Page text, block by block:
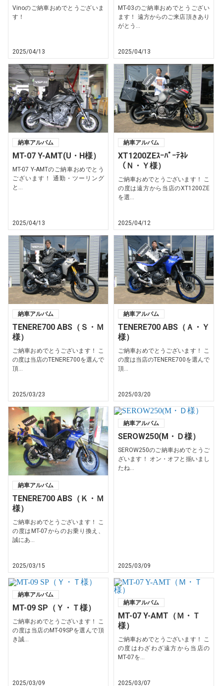
Vinoのご納車おめでとうございま
す！
2025/04/13
MT-03のご納車おめでとうござい
ます！ 遠方からのご来店頂きあり
がとう...
2025/04/13
納車アルバム
MT-07 Y-AMT(U・H様）
MT-07 Y-AMTのご納車おめでとう
ございます！ 通勤・ツーリング
と...
2025/04/13
納車アルバム
XT1200ZEｽｰﾊﾟｰﾃﾈﾚ
（Ｎ・Ｙ様）
ご納車おめでとうございます！ こ
の度は遠方から当店のXT1200ZE
を選...
2025/04/12
納車アルバム
TENERE700 ABS（Ｓ・Ｍ
様）
ご納車おめでとうございます！ こ
の度は当店のTENERE700を選んで
頂...
2025/03/23
納車アルバム
TENERE700 ABS（Ａ・Ｙ
様）
ご納車おめでとうございます！ こ
の度は当店のTENERE700を選んで
頂...
2025/03/20
納車アルバム
TENERE700 ABS（Ｋ・Ｍ
様）
ご納車おめでとうございます！ こ
の度はMT-07からのお乗り換え、
誠にあ...
2025/03/15
納車アルバム
SEROW250(M・Ｄ様）
SEROW250のご納車おめでとうご
ざいます！ オン・オフと揃いまし
たね...
2025/03/09
納車アルバム
MT-09 SP（Ｙ・Ｔ様）
ご納車おめでとうございます！ こ
の度は当店のMT-09SPを選んで頂
き誠...
2025/03/09
納車アルバム
MT-07 Y-AMT（Ｍ・Ｔ
様）
ご納車おめでとうございます！ こ
の度はわざわざ遠方から当店の
MT-07を...
2025/03/07